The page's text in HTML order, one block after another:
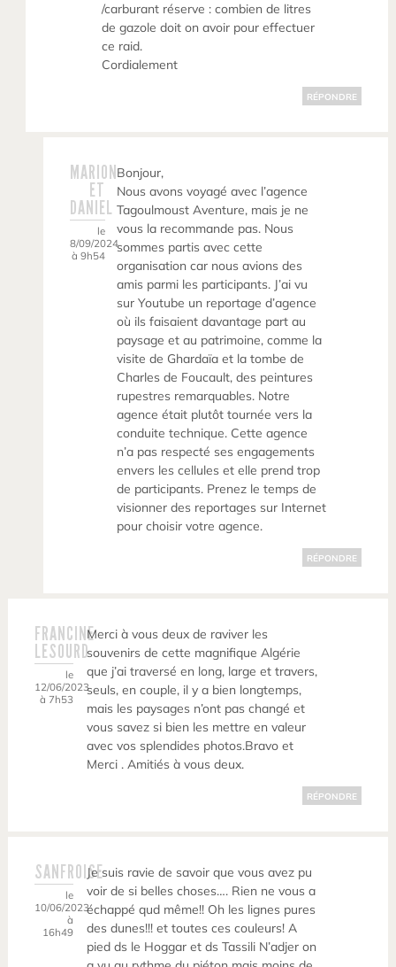
/carburant réserve : combien de litres
de gazole doit on avoir pour effectuer
ce raid.
Cordialement
RÉPONDRE
MARION
ET
DANIEL
le
8/09/2024
à 9h54
Bonjour,
Nous avons voyagé avec l’agence
Tagoulmoust Aventure, mais je ne
vous la recommande pas. Nous
sommes partis avec cette
organisation car nous avions des
amis parmi les participants. J’ai vu
sur Youtube un reportage d’agence
où ils faisaient davantage part au
paysage et au patrimoine, comme la
visite de Ghardaïa et la tombe de
Charles de Foucault, des peintures
rupestres remarquables. Notre
agence était plutôt tournée vers la
conduite technique. Cette agence
n’a pas respecté ses engagements
envers les cellules et elle prend trop
de participants. Prenez le temps de
visionner des reportages sur Internet
pour choisir votre agence.
RÉPONDRE
FRANCINE
LESOURD
le
12/06/2023
à 7h53
Merci à vous deux de raviver les
souvenirs de cette magnifique Algérie
que j’ai traversé en long, large et travers,
seuls, en couple, il y a bien longtemps,
mais les paysages n’ont pas changé et
vous savez si bien les mettre en valeur
avec vos splendides photos.Bravo et
Merci . Amitiés à vous deux.
RÉPONDRE
SANFROISE
le
10/06/2023
à
16h49
Je suis ravie de savoir que vous avez pu
voir de si belles choses…. Rien ne vous a
échappé qud même!! Oh les lignes pures
des dunes!!! et toutes ces couleurs! A
pied ds le Hoggar et ds Tassili N’adjer on